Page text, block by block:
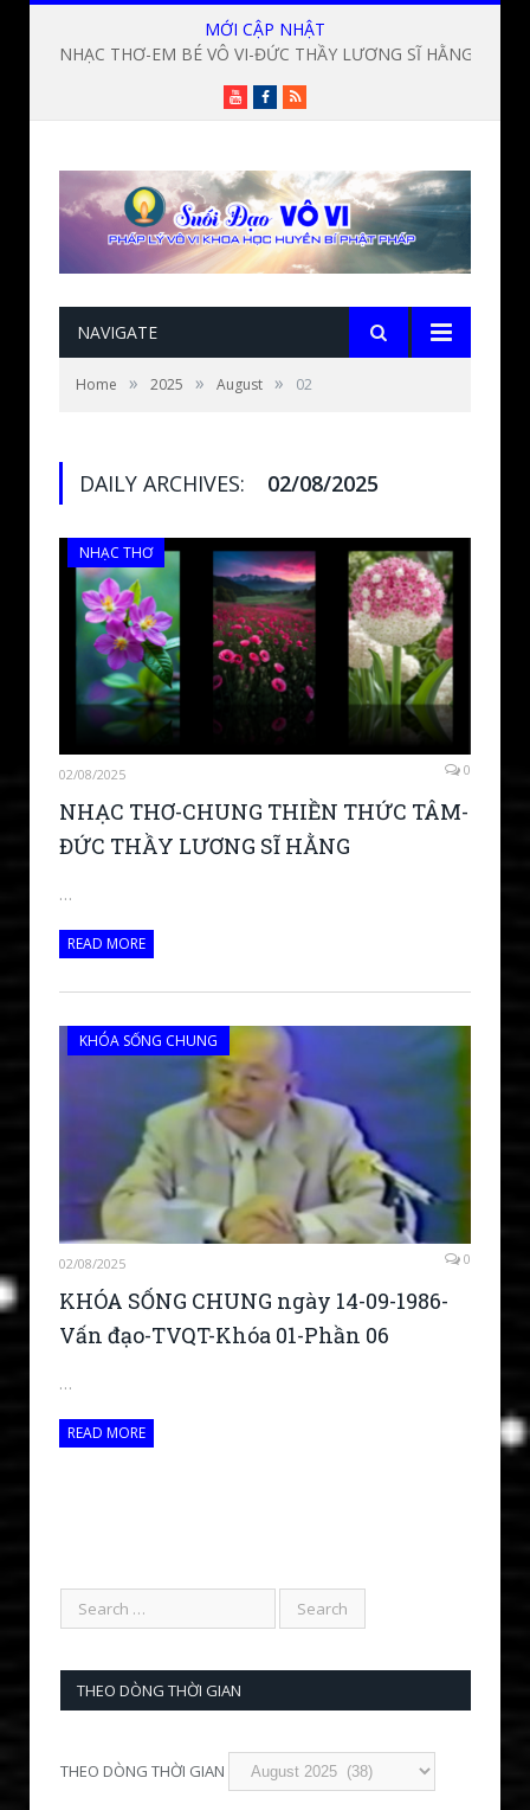
MỚI CẬP NHẬT
NHẠC THƠ-EM BÉ VÔ VI-ĐỨC THẦY LƯƠNG SĨ HẰNG
YoutubeFacebook
RSS
NAVIGATE
Home » 2025 » August » 02
DAILY ARCHIVES: 02/08/2025
NHẠC THƠ
02/08/2025 0
NHẠC THƠ-CHUNG THIỀN THỨC TÂM-
ĐỨC THẦY LƯƠNG SĨ HẰNG
…
READ MORE
KHÓA SỐNG CHUNG
02/08/2025 0
KHÓA SỐNG CHUNG ngày 14-09-1986-
Vấn đạo-TVQT-Khóa 01-Phần 06
…
READ MORE
THEO DÒNG THỜI GIAN
THEO DÒNG THỜI GIAN